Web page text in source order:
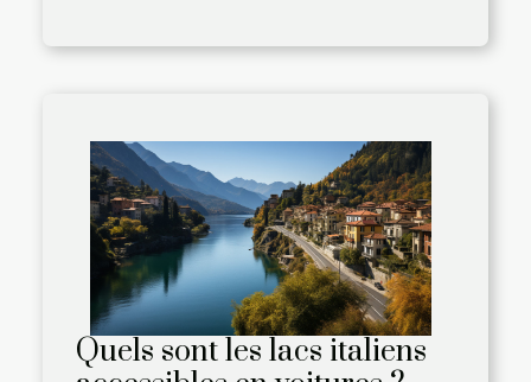
Quels sont les lacs italiens